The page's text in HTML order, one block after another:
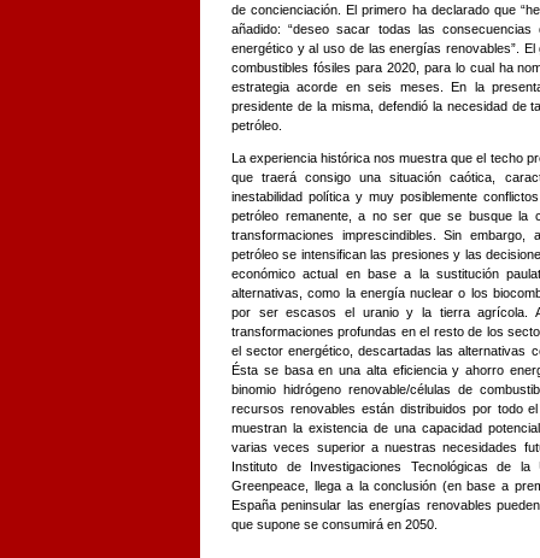
de concienciación. El primero ha declarado que
añadido: “deseo sacar todas las
energético y al uso de las energías renovables”.
combustibles fósiles para 2020, para lo cual ha
estrategia acorde en seis meses. En la
presidente de la misma, defendió la necesidad de
petróleo.
La experiencia histórica nos muestra que el techo
que traerá consigo una situación caótica,
inestabilidad política y muy posiblemente
petróleo remanente, a no ser que se busque la
transformaciones imprescindibles. Sin
petróleo se intensifican las presiones y las
económico actual en base a la sustitución
alternativas, como la energía nuclear o los
por ser escasos el uranio y la tierra agrícola.
transformaciones profundas en el resto de los
el sector energético, descartadas las alternativas
Ésta se basa en una alta eficiencia y ahorro
binomio hidrógeno renovable/células de
recursos renovables están distribuidos por todo
muestran la existencia de una capacidad
varias veces superior a nuestras necesidades
Instituto de Investigaciones Tecnológicas de
Greenpeace, llega a la conclusión (en base a
España peninsular las energías renovables
que supone se consumirá en 2050.